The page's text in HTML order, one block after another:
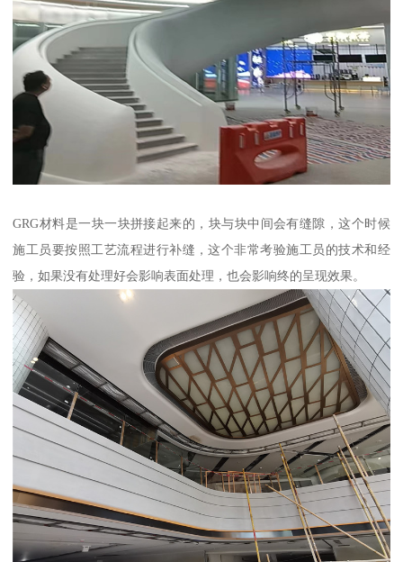
GRG材料是一块一块拼接起来的，块与块中间会有缝隙，这个时候
施工员要按照工艺流程进行补缝，这个非常考验施工员的技术和经
验，如果没有处理好会影响表面处理，也会影响终的呈现效果。